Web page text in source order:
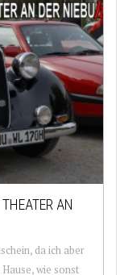
AN
da ich aber
wie sonst